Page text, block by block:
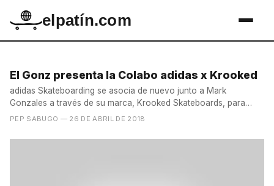
elpatín.com
El Gonz presenta la Colabo adidas x Krooked
adidas Skateboarding se asocia de nuevo junto a Mark
Gonzales a través de su marca, Krooked Skateboards, para
presentar...
PEP SABUGO — 26 DE ABRIL DE 2018